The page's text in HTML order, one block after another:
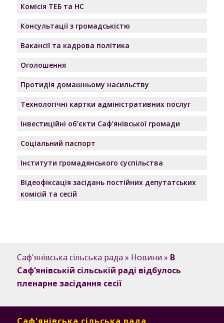
Комісія ТЕБ та НС
Консультації з громадськістю
Вакансії та кадрова політика
Оголошення
Протидія домашньому насильству
Технологічні картки адміністративних послуг
Інвестиційні об’єкти Саф’янівської громади
Соціальний паспорт
Інститути громадянського суспільства
Відеофіксація засідань постійних депутатських
комісій та сесій
Саф'янівська сільська рада » Новини » В
Саф‘янівській сільській раді відбулось
пленарне засідання сесії